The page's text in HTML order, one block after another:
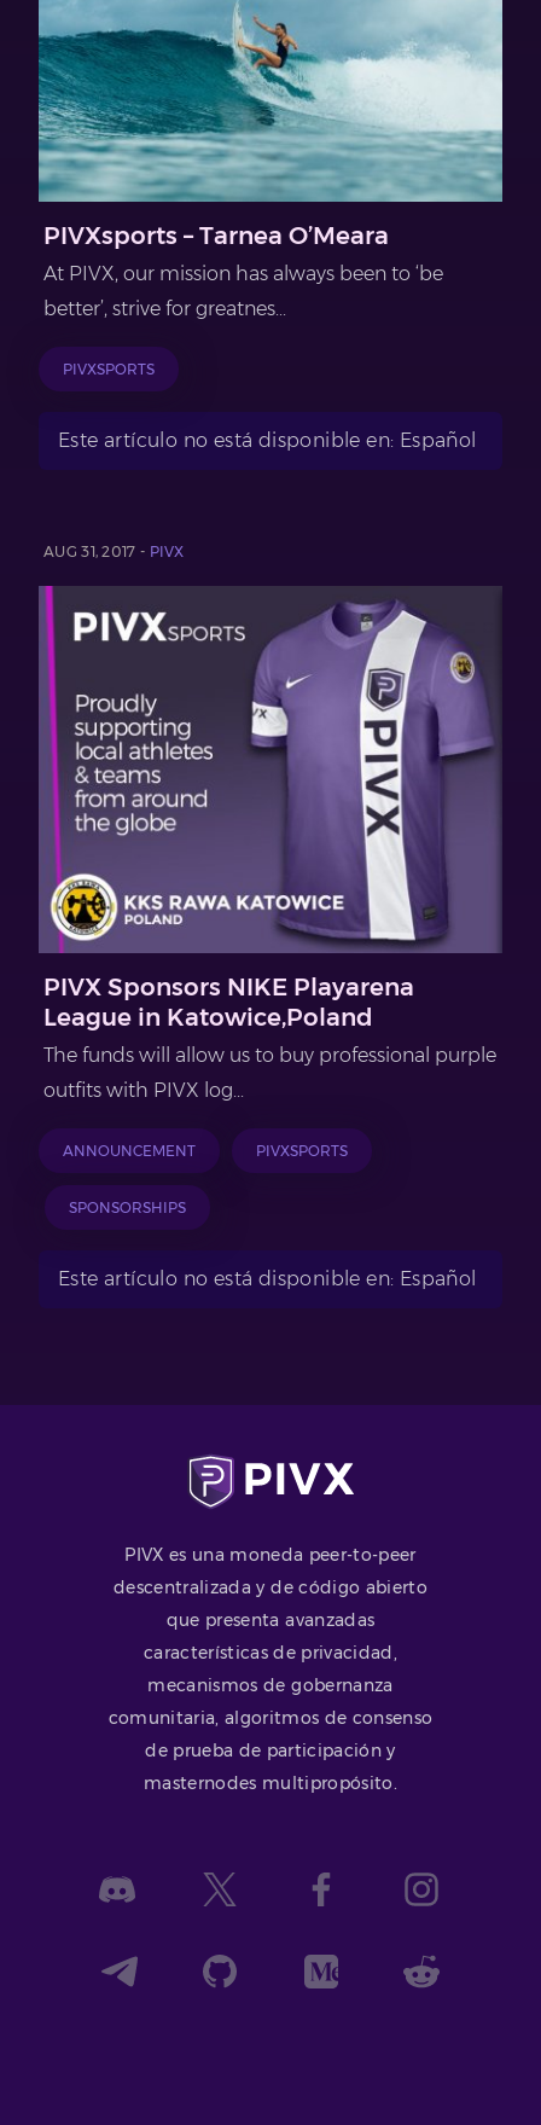
PIVXsports – Tarnea O’Meara
At PIVX, our mission has always been to ‘be
better’, strive for greatnes...
PIVXSPORTS
Este artículo no está disponible en: Español
AUG 31, 2017 - PIVX
PIVX Sponsors NIKE Playarena
League in Katowice,Poland
The funds will allow us to buy professional purple
outfits with PIVX log...
ANNOUNCEMENT PIVXSPORTS
SPONSORSHIPS
Este artículo no está disponible en: Español
PIVX es una moneda peer-to-peer
descentralizada y de código abierto
que presenta avanzadas
características de privacidad,
mecanismos de gobernanza
comunitaria, algoritmos de consenso
de prueba de participación y
masternodes multipropósito.